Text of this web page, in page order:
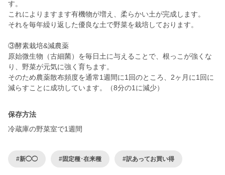
す。
これによりますます有機物が増え、柔らかい土が完成します。
それを毎年繰り返した優良な土で野菜を栽培しております。
③酵素栽培&減農薬
原始微生物（古細菌）を毎日土に与えることで、根っこが強くな
り、野菜が元気に強く育ちます。
そのため農薬散布頻度を通常1週間に1回のところ、2ヶ月に1回に
保存方法
冷蔵庫の野菜室で1週間
#新◯◯ #固定種･在来種 #訳あってお買い得